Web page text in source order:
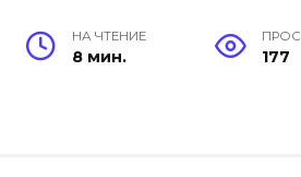
НА ЧТЕНИЕ
8 мин. 177